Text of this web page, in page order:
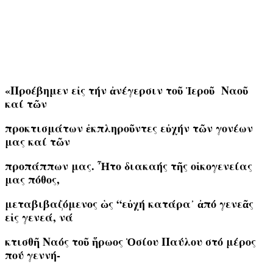
«Προέβημεν εἰς τήν ἀνέγερσιν τοῦ Ἱεροῦ Ναοῦ
καί τῶν
προκτισμάτων ἐκπληροῦντες εὐχήν τῶν γονέων
μας καί τῶν
προπάππων μας. Ἦτο διακαής τῆς οἰκογενείας
μας πόθος,
μεταβιβαζόμενος ὡς “εὐχή κατάρα᾽ ἀπό γενεᾶς
εἰς γενεά, νά
κτισθῆ Ναός τοῦ ἥρωος Ὁσίου Παύλου στό μέρος
πού γεννή-